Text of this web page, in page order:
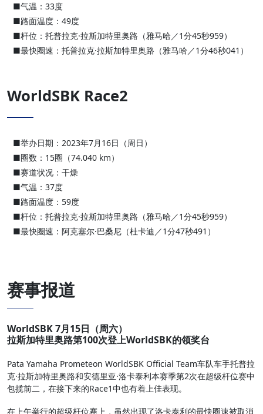
■气温：33度
■路面温度：49度
■杆位：托普拉克·拉斯加特里奥路（雅马哈／1分45秒959）
■最快圈速：托普拉克·拉斯加特里奥路（雅马哈／1分46秒041）
WorldSBK Race2
■举办日期：2023年7月16日（周日）
■圈数：15圈（74.040 km）
■赛道状况：干燥
■气温：37度
■路面温度：59度
■杆位：托普拉克·拉斯加特里奥路（雅马哈／1分45秒959）
■最快圈速：阿克塞尔·巴桑尼（杜卡迪／1分47秒491）
赛事报道
WorldSBK 7月15日（周六）
拉斯加特里奥路第100次登上WorldSBK的领奖台
Pata Yamaha Prometeon WorldSBK Official Team车队车手托普拉
克·拉斯加特里奥路和安德里亚·洛卡泰利本赛季第2次在超级杆位赛中
包揽前二，在接下来的Race1中也有着上佳表现。
在上午举行的超级杆位赛上，虽然出现了洛卡泰利的最快圈速被取消